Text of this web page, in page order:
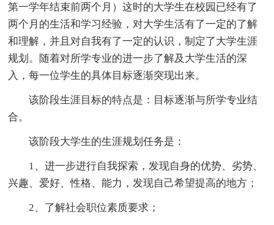
第一学年结束前两个月）这时的大学生在校园已经有了
两个月的生活和学习经验，对大学生活有了一定的了解
和理解，并且对自我有了一定的认识，制定了大学生涯
规划。随着对所学专业的进一步了解及大学生活的深
入，每一位学生的具体目标逐渐突现出来。
该阶段生涯目标的特点是：目标逐渐与所学专业结
合。
该阶段大学生的生涯规划任务是：
1、进一步进行自我探索，发现自身的优势、劣势、
兴趣、爱好、性格、能力，发现自己希望提高的地方；
2、了解社会职位素质要求；